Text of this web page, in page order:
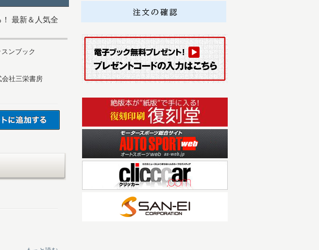
最新＆人気全
ンブック
会社三栄書房